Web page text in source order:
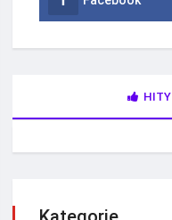
HITY